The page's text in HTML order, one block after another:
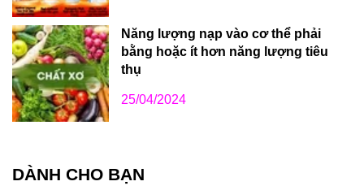
Năng lượng nạp vào cơ thể phải
bằng hoặc ít hơn năng lượng tiêu
thụ
25/04/2024
DÀNH CHO BẠN